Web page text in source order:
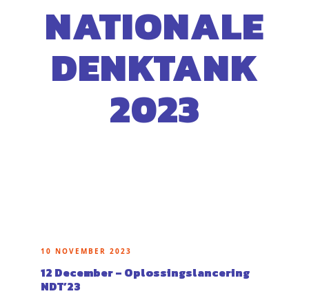
NATIONALE
DENKTANK
2023
10 NOVEMBER 2023
12 December – Oplossingslancering
NDT’23